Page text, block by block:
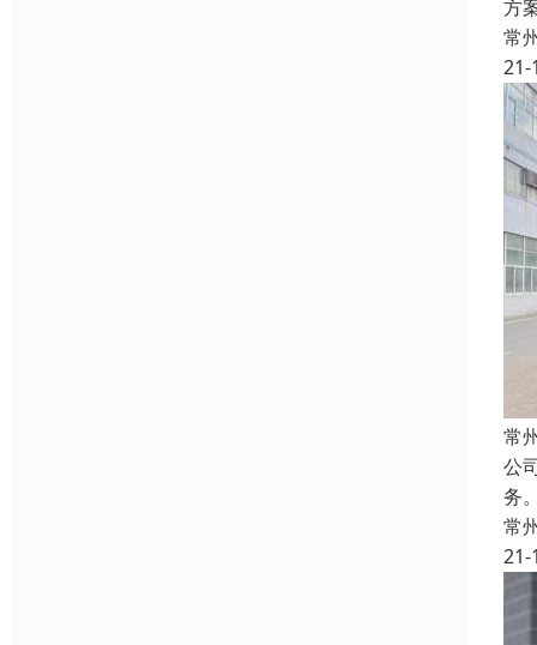
方
常
21-
常
公
务
常
21-